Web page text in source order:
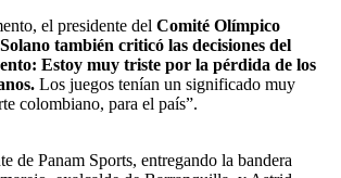
el presidente del Comité Olímpico
también criticó las decisiones del
Estoy muy triste por la pérdida de los
Los juegos tenían un significado muy
colombiano, para el país”.
de Panam Sports, entregando la bandera